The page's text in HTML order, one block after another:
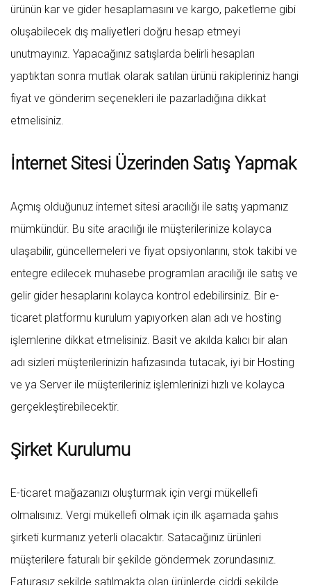
ürünün kar ve gider hesaplamasını ve kargo, paketleme gibi
oluşabilecek dış maliyetleri doğru hesap etmeyi
unutmayınız. Yapacağınız satışlarda belirli hesapları
yaptıktan sonra mutlak olarak satılan ürünü rakipleriniz hangi
fiyat ve gönderim seçenekleri ile pazarladığına dikkat
etmelisiniz.
İnternet Sitesi Üzerinden Satış Yapmak
Açmış olduğunuz internet sitesi aracılığı ile satış yapmanız
mümkündür. Bu site aracılığı ile müşterilerinize kolayca
ulaşabilir, güncellemeleri ve fiyat opsiyonlarını, stok takibi ve
entegre edilecek muhasebe programları aracılığı ile satış ve
gelir gider hesaplarını kolayca kontrol edebilirsiniz. Bir e-
ticaret platformu kurulum yapıyorken alan adı ve hosting
işlemlerine dikkat etmelisiniz. Basit ve akılda kalıcı bir alan
adı sizleri müşterilerinizin hafızasında tutacak, iyi bir Hosting
ve ya Server ile müşterileriniz işlemlerinizi hızlı ve kolayca
gerçekleştirebilecektir.
Şirket Kurulumu
E-ticaret mağazanızı oluşturmak için vergi mükellefi
olmalısınız. Vergi mükellefi olmak için ilk aşamada şahıs
şirketi kurmanız yeterli olacaktır. Satacağınız ürünleri
müşterilere faturalı bir şekilde göndermek zorundasınız.
Faturasız şekilde satılmakta olan ürünlerde ciddi şekilde